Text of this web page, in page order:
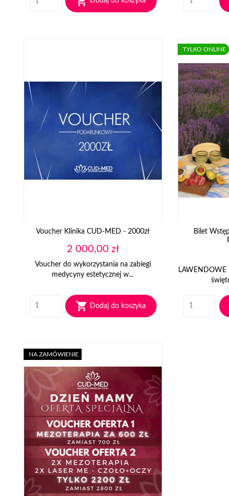
Voucher Klinika CUD-MED - 2000zł
Cena
2 000,00 zł
Voucher do wykorzystania na zabiegi
medycyny estetycznej w...
 Dodaj do koszyka
Bilet
LAWENDOWE
TYLKO ONLINE
NA ZAMÓWIENIE